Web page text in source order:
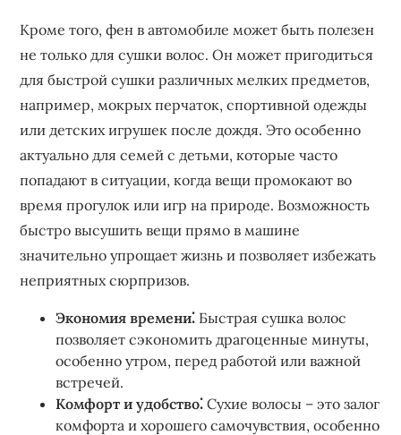
Кроме того, фен в автомобиле может быть полезен
не только для сушки волос. Он может пригодиться
для быстрой сушки различных мелких предметов,
например, мокрых перчаток, спортивной одежды
или детских игрушек после дождя. Это особенно
актуально для семей с детьми, которые часто
попадают в ситуации, когда вещи промокают во
время прогулок или игр на природе. Возможность
быстро высушить вещи прямо в машине
значительно упрощает жизнь и позволяет избежать
неприятных сюрпризов.
Экономия времени⁚ Быстрая сушка волос
позволяет сэкономить драгоценные минуты,
особенно утром, перед работой или важной
встречей.
Комфорт и удобство⁚ Сухие волосы – это залог
комфорта и хорошего самочувствия, особенно